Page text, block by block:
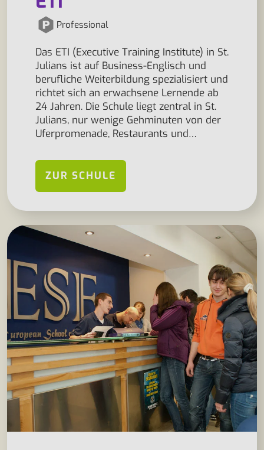
Professional
Das ETI (Executive Training Institute) in St.
Julians ist auf Business-Englisch und
berufliche Weiterbildung spezialisiert und
richtet sich an erwachsene Lernende ab
24 Jahren. Die Schule liegt zentral in St.
Julians, nur wenige Gehminuten von der
Uferpromenade, Restaurants und…
ZUR SCHULE